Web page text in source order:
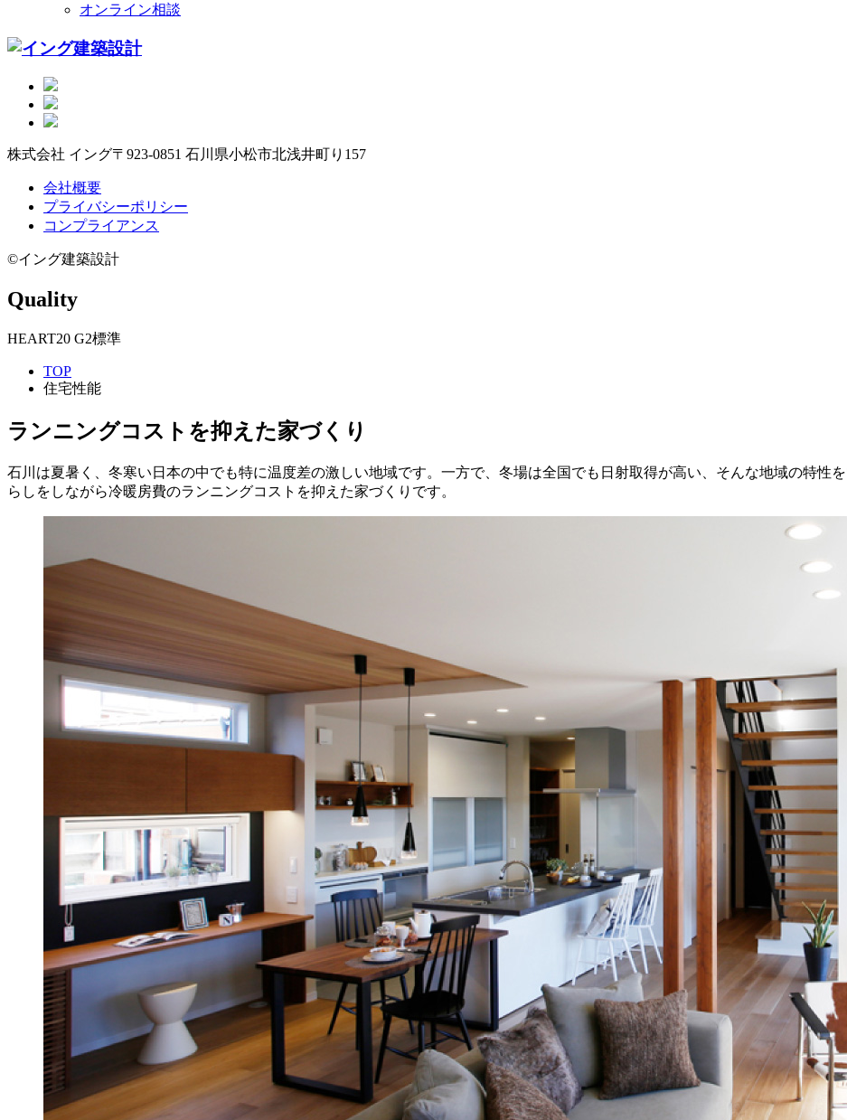
オンライン相談
株式会社 イング〒923-0851 石川県小松市北浅井町り157
会社概要
プライバシーポリシー
コンプライアンス
©イング建築設計
Quality
HEART20 G2標準
TOP
住宅性能
ランニングコストを抑えた家づくり
石川は夏暑く、冬寒い日本の中でも特に温度差の激しい地域です。一方で、冬場は全国でも日射取得が高い、そんな地域の特性
らしをしながら冷暖房費のランニングコストを抑えた家づくりです。